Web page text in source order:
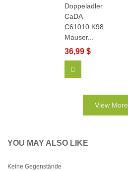
Doppeladler
CaDA
C61010 K98
Mauser...
36,99 $
View More
YOU MAY ALSO LIKE
Keine Gegenstände